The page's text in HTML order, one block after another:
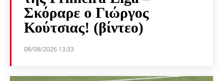
Σκόραρε ο Γιώργος
Κούτσιας! (βίντεο)
08/08/2026 13:33